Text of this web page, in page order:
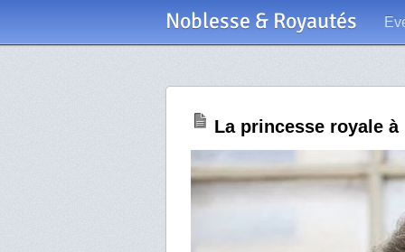
Noblesse & Royautés
La princesse royale